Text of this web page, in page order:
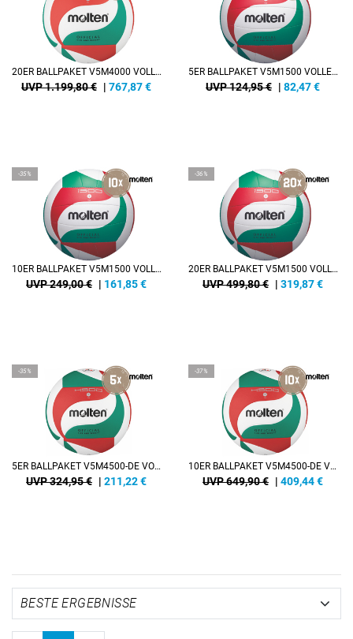
20ER BALLPAKET V5M4000 VOLLEYBALL
UVP 1.199,80 € | 767,87€
5ER BALLPAKET V5M1500 VOLLEYBALL
UVP 124,95 € | 82,47€
-35%
10ER BALLPAKET V5M1500 VOLLEYBALL
UVP 249,00 € | 161,85€
-36%
20ER BALLPAKET V5M1500 VOLLEYBALL
UVP 499,80 € | 319,87€
-35%
5ER BALLPAKET V5M4500-DE VOLLEYBALL
UVP 324,95 € | 211,22€
-37%
10ER BALLPAKET V5M4500-DE VOLLEYBALL
UVP 649,90 € | 409,44€